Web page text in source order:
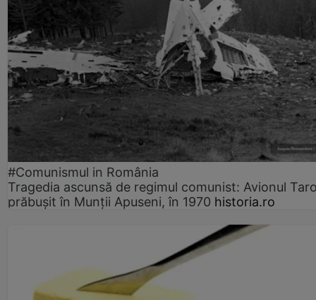
#Comunismul in România
Tragedia ascunsă de regimul comunist: Avionul
prăbușit în Munții Apuseni, în 1970 historia.ro